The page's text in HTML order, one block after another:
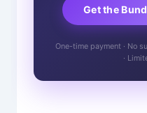
Get the
One-time payment · No
·